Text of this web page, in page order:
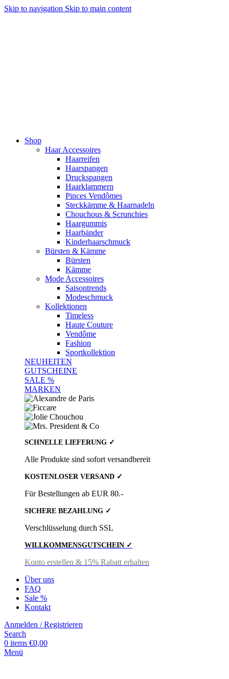
Skip to navigation Skip to main content
Shop
Haar Accessoires
Haarreifen
Haarspangen
Druckspangen
Haarklammern
Pinces Vendômes
Steckkämme & Haarnadeln
Chouchous & Scrunchies
Haargummis
Haarbänder
Kinderhaarschmuck
Bürsten & Kämme
Bürsten
Kämme
Mode Accessoires
Saisontrends
Modeschmuck
Kollektionen
Timeless
Haute Couture
Vendôme
Fashion
Sportkollektion
NEUHEITEN
GUTSCHEINE
SALE %
MARKEN
SCHNELLE LIEFERUNG ✓
Alle Produkte sind sofort versandbereit
KOSTENLOSER VERSAND ✓
Für Bestellungen ab EUR 80.-
SICHERE BEZAHLUNG ✓
Verschlüsselung durch SSL
WILLKOMMENSGUTSCHEIN ✓
Konto erstellen & 15% Rabatt erhalten
Über uns
FAQ
Sale %
Kontakt
Anmelden / Registrieren
Search
0 items €0,00
Menü